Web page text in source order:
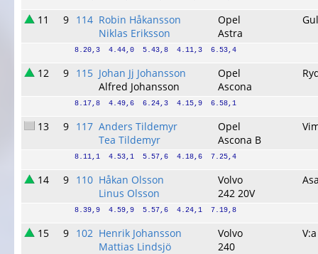
11 9 114 Robin Håkansson
Niklas Eriksson
Opel
Astra
8.20,3  4.44,0  5.43,8  4.11,3  6.53,4
12 9 115 Johan Jj Johansson
Alfred Johansson
Opel
Ascona
8.17,8  4.49,6  6.24,3  4.15,9  6.58,1
13 9 117 Anders Tildemyr
Tea Tildemyr
Opel
Ascona B
8.11,1  4.53,1  5.57,6  4.18,6  7.25,4
14 9 110 Håkan Olsson
Linus Olsson
Volvo
242 20V
8.39,9  4.59,9  5.57,6  4.24,1  7.19,8
15 9 102 Henrik Johansson
Mattias Lindsjö
Volvo
240